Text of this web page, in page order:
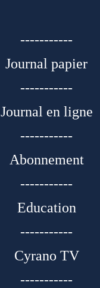
-----------
Journal papier
-----------
Journal en ligne
-----------
Abonnement
-----------
Education
-----------
Cyrano TV
-----------